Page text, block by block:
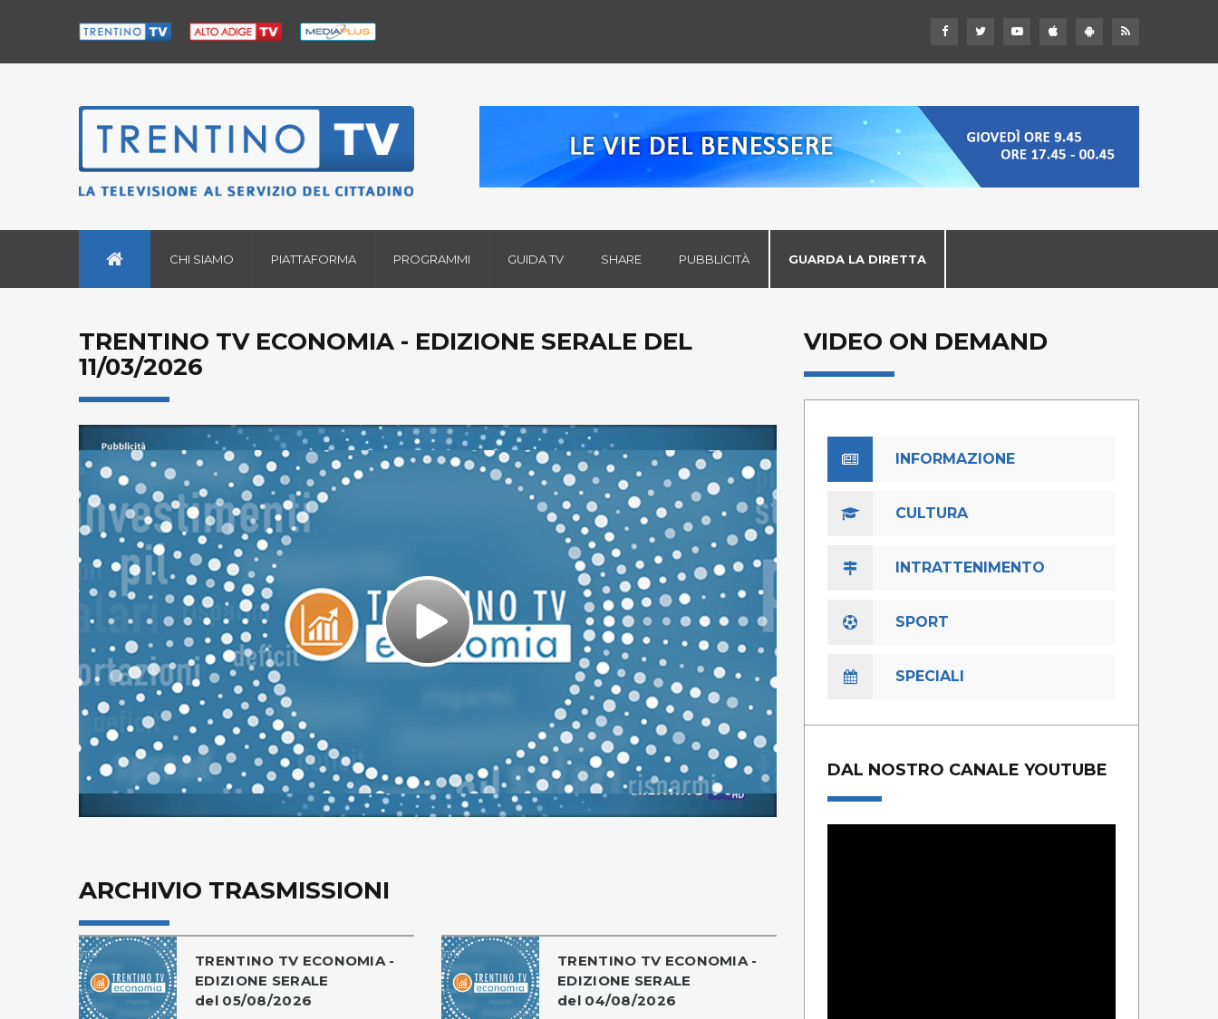
CHI SIAMO PIATTAFORMA PROGRAMMI GUIDA TV SHARE PUBBLICITÀ GUARDA LA DIRETTA
TRENTINO TV ECONOMIA - EDIZIONE SERALE DEL
11/03/2026
Play
Video
ARCHIVIO TRASMISSIONI
TRENTINO TV ECONOMIA -
EDIZIONE SERALE
del 05/08/2026
TRENTINO TV ECONOMIA -
EDIZIONE SERALE
del 04/08/2026
VIDEO ON DEMAND
INFORMAZIONE
CULTURA
INTRATTENIMENTO
SPORT
SPECIALI
DAL NOSTRO CANALE YOUTUBE